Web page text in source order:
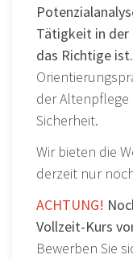
Tätigkeit in der
das Richtige ist.
der
Sicherheit.
Wir bieten die
derzeit nur
ACHTUNG!
Vollzeit-Kurs
Bewerben Sie